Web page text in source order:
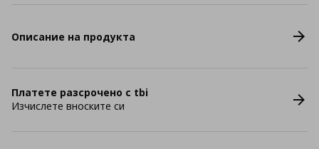
Описание на продукта
Платете разсрочено с tbi
Изчислете вноските си